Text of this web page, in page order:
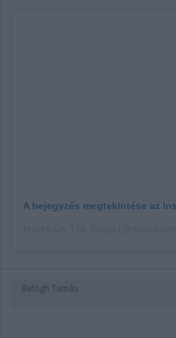
A bejegyzés megtekintése az
Balogh Tamás